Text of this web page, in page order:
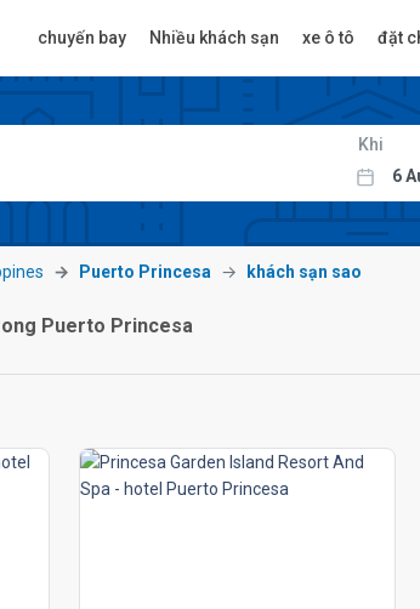
chuyến bay Nhiều khách sạn xe ô tô đặt
Khi
Puerto Princesa khách sạn sao
Puerto Princesa